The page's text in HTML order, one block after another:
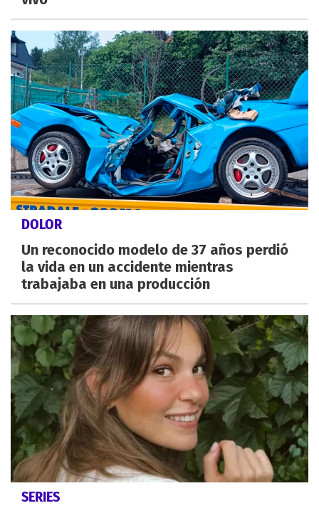
DOLOR
Un reconocido modelo de 37 años perdió
la vida en un accidente mientras
trabajaba en una producción
SERIES